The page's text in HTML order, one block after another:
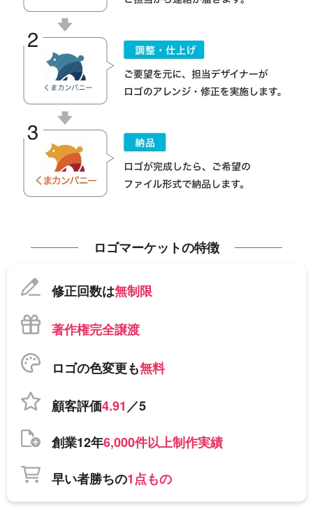
ロゴマーケットの特徴
修正回数は無制限
著作権完全譲渡
ロゴの色変更も無料
顧客評価4.91／5
創業12年6,000件以上制作実績
早い者勝ちの1点もの